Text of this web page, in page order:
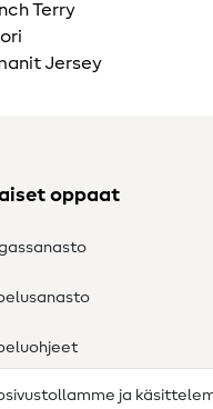
Terry
Jersey
oppaat
ja